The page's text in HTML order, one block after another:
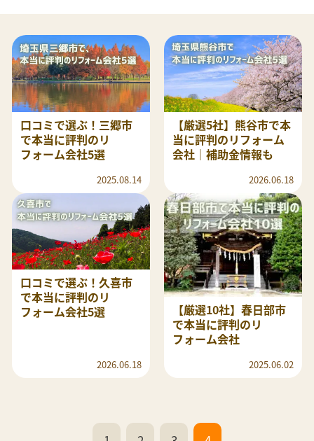
口コミで選ぶ！三郷市
で本当に評判のリ
フォーム会社5選
2025.08.14
【厳選5社】熊谷市で本
当に評判のリフォーム
会社｜補助金情報も
2026.06.18
口コミで選ぶ！久喜市
で本当に評判のリ
フォーム会社5選
2026.06.18
【厳選10社】春日部市
で本当に評判のリ
フォーム会社
2025.06.02